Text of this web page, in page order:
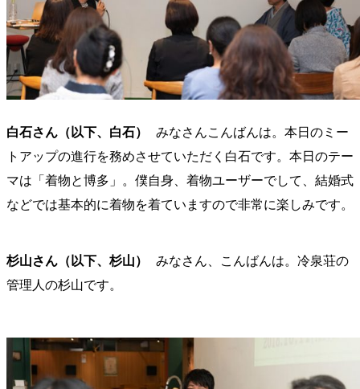
白石さん（以下、白石）
みなさんこんばんは。本日のミー
トアップの進行を務めさせていただく白石です。本日のテー
マは「着物と博多」。僕自身、着物ユーザーでして、結婚式
などでは基本的に着物を着ていますので非常に楽しみです。
杉山さん（以下、杉山）
みなさん、こんばんは。冷泉荘の
管理人の杉山です。